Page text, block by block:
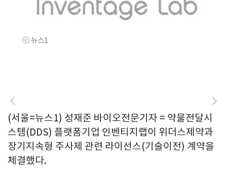
ⓒ 뉴스1
(서울=뉴스1) 성재준 바이오전문기자 = 약물전달시
스템(DDS) 플랫폼기업 인벤티지랩이 위더스제약과
장기지속형 주사제 관련 라이선스(기술이전) 계약을
체결했다.